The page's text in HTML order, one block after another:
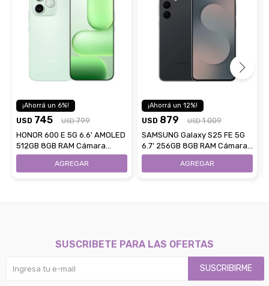
6
USD 745 USD 799
HONOR 600 E 5G 6.6' AMOLED
512GB 8GB RAM Cámara
108Mpx - Green
12
USD 879 USD 1.009
SAMSUNG Galaxy S25 FE 5G
6.7' 256GB 8GB RAM Cámara
50 Mpx - Jet Black
SUSCRIBETE PARA LAS OFERTAS
SUSCRIBIRME